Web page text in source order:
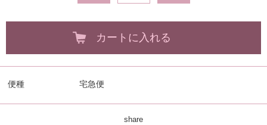
カートに入れる
便種 宅急便
share